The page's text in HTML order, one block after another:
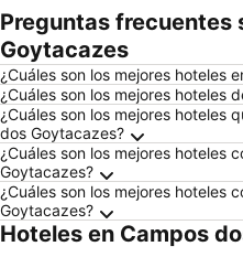
Preguntas frecuentes
Goytacazes
¿Cuáles son los mejores hoteles
¿Cuáles son los mejores hoteles
¿Cuáles son los mejores hoteles
dos Goytacazes?
¿Cuáles son los mejores hoteles
Goytacazes?
¿Cuáles son los mejores hoteles
Goytacazes?
Hoteles en Campos